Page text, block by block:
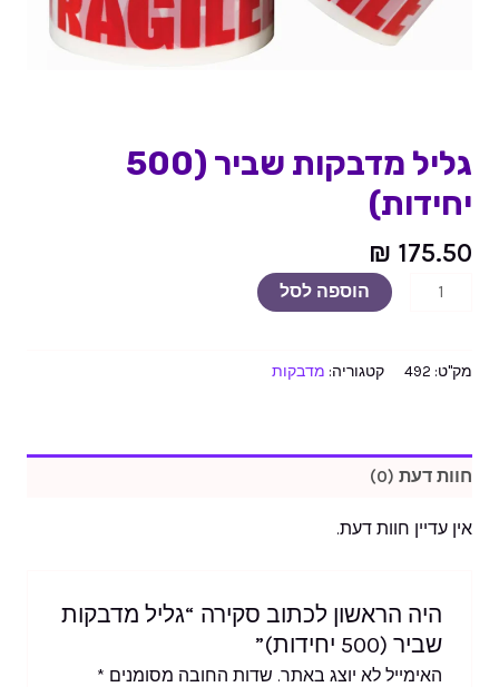
גליל מדבקות שביר (500
יחידות)
₪ 175.50
הוספה לסל
מק"ט: 492 קטגוריה: מדבקות
חוות דעת (0)
אין עדיין חוות דעת.
היה הראשון לכתוב סקירה “גליל מדבקות
שביר (500 יחידות)”
האימייל לא יוצג באתר. שדות החובה מסומנים *